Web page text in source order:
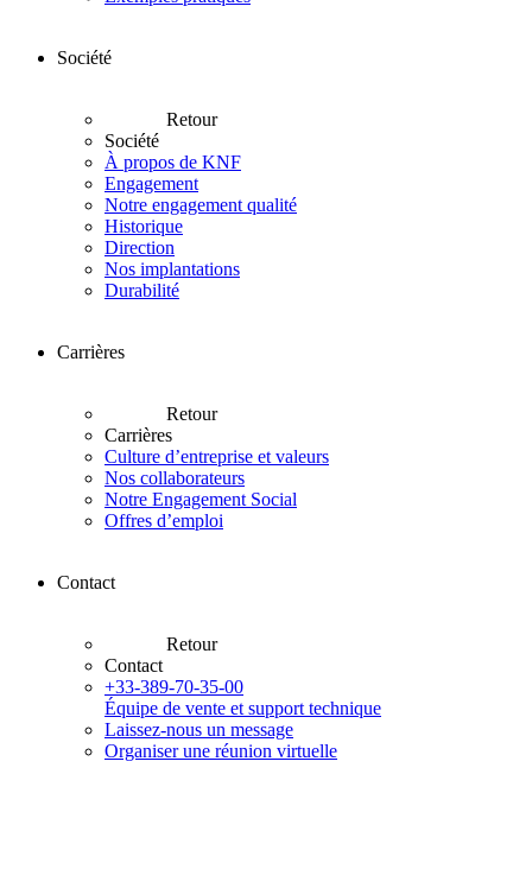
Société
Retour
Société
À propos de KNF
Engagement
Notre engagement qualité
Historique
Direction
Nos implantations
Durabilité
Carrières
Retour
Carrières
Culture d’entreprise et valeurs
Nos collaborateurs
Notre Engagement Social
Offres d’emploi
Contact
Retour
Contact
+33-389-70-35-00
Équipe de vente et support technique
Laissez-nous un message
Organiser une réunion virtuelle